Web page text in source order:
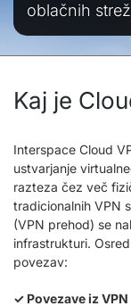
oblačnih
Kaj je
Interspace Cloud
ustvarjanje
razteza čez več
tradicionalnih VPN
(VPN prehod) se
infrastrukturi.
povezav:
Povezave iz